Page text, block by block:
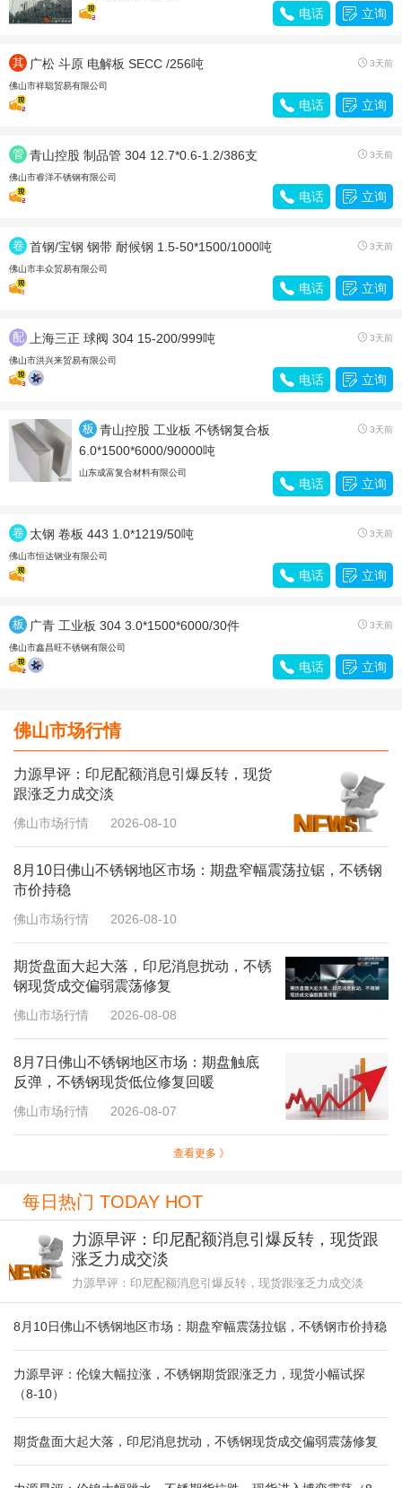
 电话  立询
其
他
广松 斗原 电解板 SECC /256吨  3天前
佛山市祥聪贸易有限公司
 电话  立询
管
材
青山控股 制品管 304 12.7*0.6-1.2/386支  3天前
佛山市睿洋不锈钢有限公司
 电话  立询
卷
带
首钢/宝钢 钢带 耐候钢 1.5-50*1500/1000吨  3天前
佛山市丰众贸易有限公司
 电话  立询
配
件
上海三正 球阀 304 15-200/999吨  3天前
佛山市洪兴来贸易有限公司
 电话  立询
板
材
青山控股 工业板 不锈钢复合板
6.0*1500*6000/90000吨
 3天前
山东成富复合材料有限公司
 电话  立询
卷
带
太钢 卷板 443 1.0*1219/50吨  3天前
佛山市恒达钢业有限公司
 电话  立询
板
材
广青 工业板 304 3.0*1500*6000/30件  3天前
佛山市鑫昌旺不锈钢有限公司
 电话  立询
佛山市场行情
力源早评：印尼配额消息引爆反转，现货
跟涨乏力成交淡
佛山市场行情 2026-08-10
8月10日佛山不锈钢地区市场：期盘窄幅震荡拉锯，不锈钢
市价持稳
佛山市场行情 2026-08-10
期货盘面大起大落，印尼消息扰动，不锈
钢现货成交偏弱震荡修复
佛山市场行情 2026-08-08
8月7日佛山不锈钢地区市场：期盘触底
反弹，不锈钢现货低位修复回暖
佛山市场行情 2026-08-07
查看更多 》
每日热门 TODAY HOT
力源早评：印尼配额消息引爆反转，现货跟
涨乏力成交淡
力源早评：印尼配额消息引爆反转，现货跟涨乏力成交淡
8月10日佛山不锈钢地区市场：期盘窄幅震荡拉锯，不锈钢市价持稳
力源早评：伦镍大幅拉涨，不锈钢期货跟涨乏力，现货小幅试探
（8-10）
期货盘面大起大落，印尼消息扰动，不锈钢现货成交偏弱震荡修复